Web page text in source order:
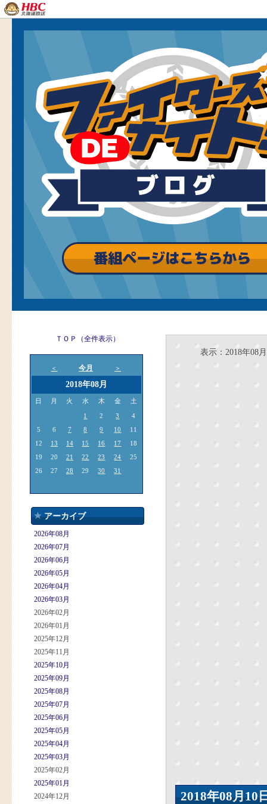
ＴＯＰ（全件表示）
＜ 今月 ＞
2018年08月
日 月 火 水 木 金 土
1 2 3
4
5
6 7 8 9 10
11
12
13 14 15 16 17
18
19
20 21 22 23 24
25
26
27 28 29 30 31
アーカイブ
2026年08月
2026年07月
2026年06月
2026年05月
2026年04月
2026年03月
2026年02月
2026年01月
2025年12月
2025年11月
2025年10月
2025年09月
2025年08月
2025年07月
2025年06月
2025年05月
2025年04月
2025年03月
2025年02月
2025年01月
2024年12月
表示：2018年08月
2018年08月